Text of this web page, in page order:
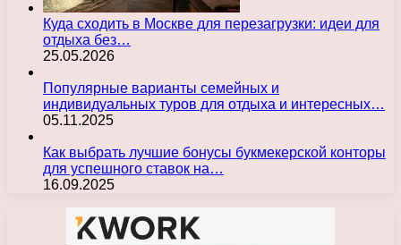
Куда сходить в Москве для перезагрузки: идеи для
отдыха без…
25.05.2026
Популярные варианты семейных и
индивидуальных туров для отдыха и интересных…
05.11.2025
Как выбрать лучшие бонусы букмекерской конторы
для успешного ставок на…
16.09.2025